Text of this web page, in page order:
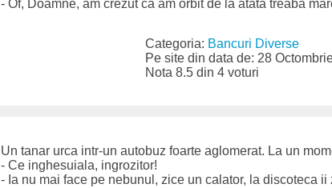
- Of, Doamne, am crezut ca am orbit de la atata treaba
Categoria: Bancuri Diverse
Pe site din data de: 28
Nota 8.5 din 4 voturi
Un tanar urca intr-un autobuz foarte aglomerat. La un
- Ce inghesuiala, ingrozitor!
- Ia nu mai face pe nebunul, zice un calator, la discoteca ii